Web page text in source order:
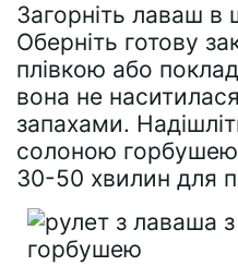
Загорніть лаваш в
Оберніть готову
плівкою або
вона не
запахами.
солоною
30-50 хвилин для